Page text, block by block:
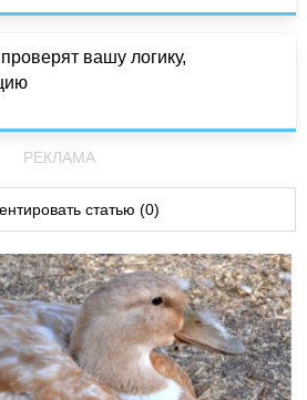
вашу логику,
РЕКЛАМА
статью (0)